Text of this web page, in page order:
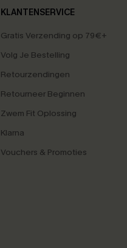
KLANTENSERVICE
Gratis Verzending op 79€+
Volg Je Bestelling
Retourzendingen
Retourneer Beginnen
Zwem Fit Oplossing
Klarna
Vouchers & Promoties